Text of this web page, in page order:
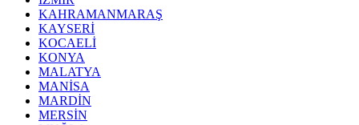
KAHRAMANMARAŞ
KAYSERİ
KOCAELİ
KONYA
MALATYA
MANİSA
MARDİN
MERSİN